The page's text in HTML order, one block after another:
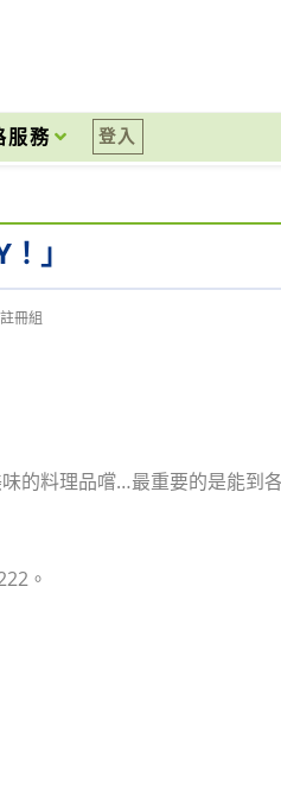
服務 登入
」
註冊組
的料理品嚐…最重要的是能到
。